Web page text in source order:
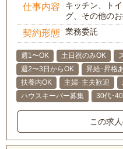
仕事内容
キッチン、ト
グ、その他の
契約形態 業務委託
週1〜OK 土日祝のみOK
週2〜3日からOK
昇給･昇格
扶養内OK
主婦･主夫歓迎
ハウスキーパー募集
30代･
この求